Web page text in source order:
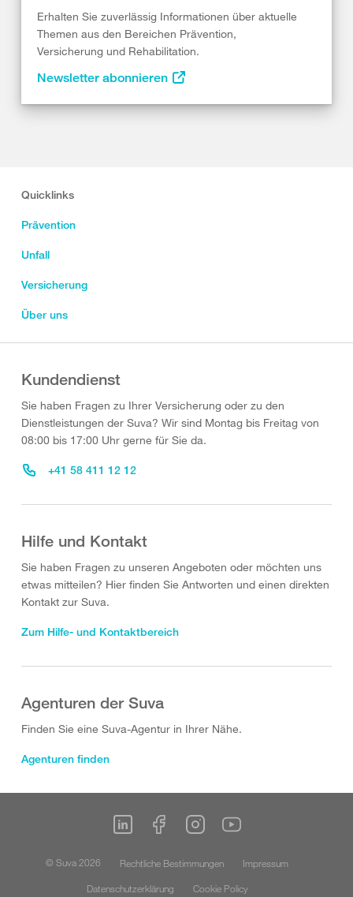
Erhalten Sie zuverlässig Informationen über aktuelle
Themen aus den Bereichen Prävention,
Versicherung und Rehabilitation.
Newsletter abonnieren
Quicklinks
Prävention
Unfall
Versicherung
Über uns
Kundendienst
Sie haben Fragen zu Ihrer Versicherung oder zu den
Dienstleistungen der Suva? Wir sind Montag bis Freitag von
08:00 bis 17:00 Uhr gerne für Sie da.
+41 58 411 12 12
Hilfe und Kontakt
Sie haben Fragen zu unseren Angeboten oder möchten uns
etwas mitteilen? Hier finden Sie Antworten und einen direkten
Kontakt zur Suva.
Zum Hilfe- und Kontaktbereich
Agenturen der Suva
Finden Sie eine Suva-Agentur in Ihrer Nähe.
Agenturen finden
© Suva 2026 Rechtliche Bestimmungen
Impressum
Datenschutzerklärung
Cookie Policy